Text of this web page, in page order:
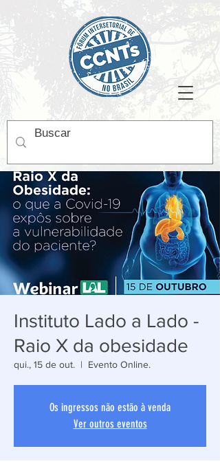
Instituto Lado a Lado -
Raio X da obesidade
qui., 15 de out.
  |
Evento Online.
Os ingressos não estão à venda
Ver outros eventos